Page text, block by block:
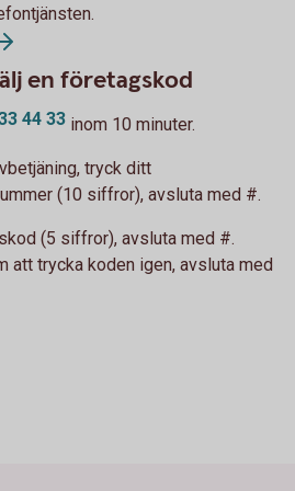
en företagskod
44 33 inom 10 minuter.
tryck ditt
(10 siffror), avsluta med #.
(5 siffror), avsluta med #.
att trycka koden igen, avsluta med